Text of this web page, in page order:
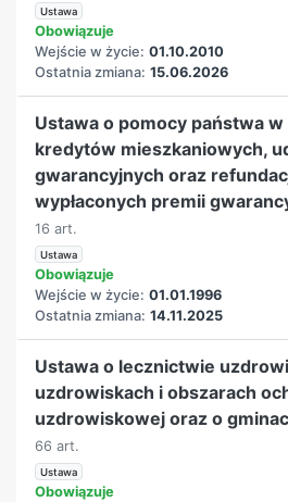
Ustawa
Obowiązuje
Wejście w życie: 01.10.2010
Ostatnia zmiana: 15.06.2026
Ustawa o pomocy państwa w
kredytów mieszkaniowych,
gwarancyjnych oraz
wypłaconych premii
16 art.
Ustawa
Obowiązuje
Wejście w życie: 01.01.1996
Ostatnia zmiana: 14.11.2025
Ustawa o lecznictwie
uzdrowiskach i obszarach
uzdrowiskowej oraz o
66 art.
Ustawa
Obowiązuje